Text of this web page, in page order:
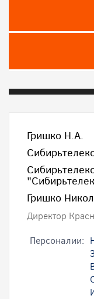
Гришко Н.А.
Гришко
Директор
Персоналии: